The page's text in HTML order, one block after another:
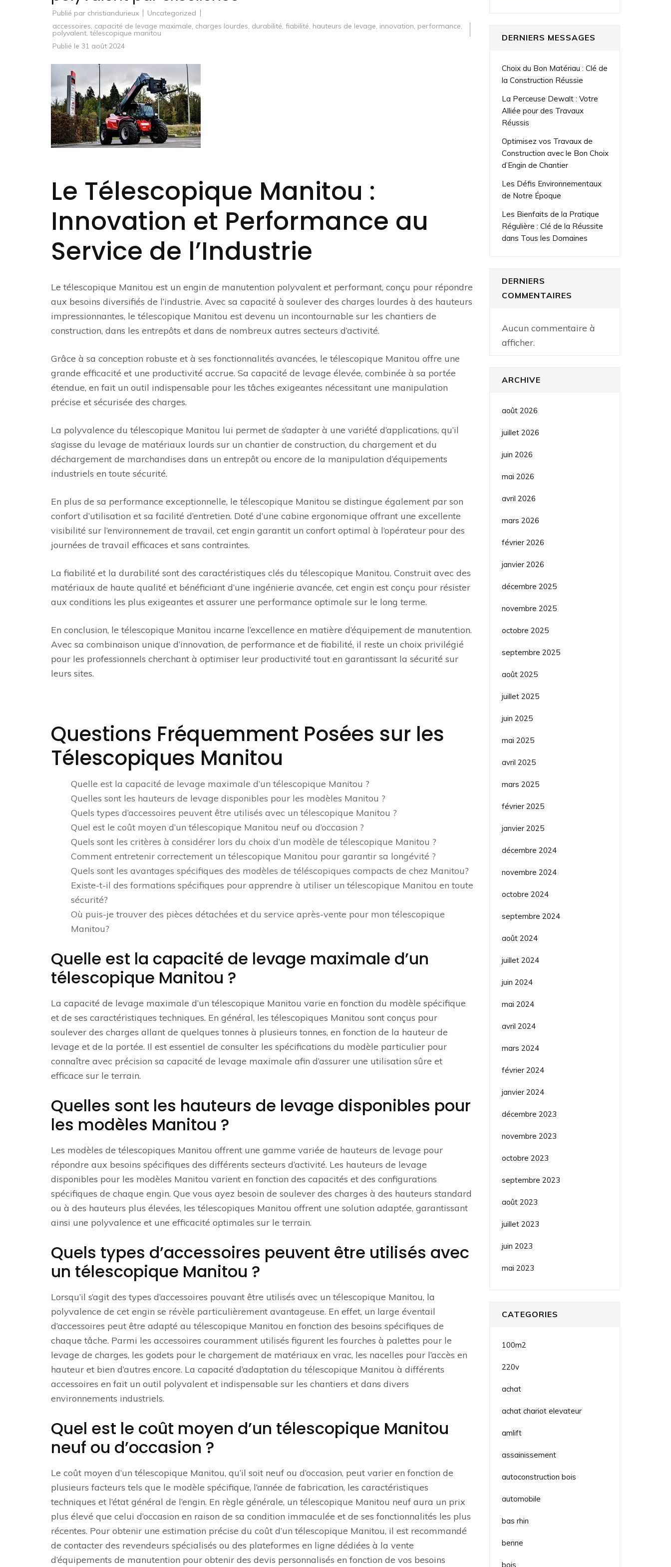
Publié par christiandurieux
Uncategorized
accessoires, capacité de levage maximale, charges lourdes, durabilité, fiabilité, hauteurs de levage, innovation, performance,
polyvalent, télescopique manitou
Publié le 31 août 2024
Le Télescopique Manitou :
Innovation et Performance au
Service de l’Industrie
Le télescopique Manitou est un engin de manutention polyvalent et performant, conçu pour répondre
aux besoins diversifiés de l’industrie. Avec sa capacité à soulever des charges lourdes à des hauteurs
impressionnantes, le télescopique Manitou est devenu un incontournable sur les chantiers de
construction, dans les entrepôts et dans de nombreux autres secteurs d’activité.
Grâce à sa conception robuste et à ses fonctionnalités avancées, le télescopique Manitou offre une
grande efficacité et une productivité accrue. Sa capacité de levage élevée, combinée à sa portée
étendue, en fait un outil indispensable pour les tâches exigeantes nécessitant une manipulation
précise et sécurisée des charges.
La polyvalence du télescopique Manitou lui permet de s’adapter à une variété d’applications, qu’il
s’agisse du levage de matériaux lourds sur un chantier de construction, du chargement et du
déchargement de marchandises dans un entrepôt ou encore de la manipulation d’équipements
industriels en toute sécurité.
En plus de sa performance exceptionnelle, le télescopique Manitou se distingue également par son
confort d’utilisation et sa facilité d’entretien. Doté d’une cabine ergonomique offrant une excellente
visibilité sur l’environnement de travail, cet engin garantit un confort optimal à l’opérateur pour des
journées de travail efficaces et sans contraintes.
La fiabilité et la durabilité sont des caractéristiques clés du télescopique Manitou. Construit avec des
matériaux de haute qualité et bénéficiant d’une ingénierie avancée, cet engin est conçu pour résister
aux conditions les plus exigeantes et assurer une performance optimale sur le long terme.
En conclusion, le télescopique Manitou incarne l’excellence en matière d’équipement de manutention.
Avec sa combinaison unique d’innovation, de performance et de fiabilité, il reste un choix privilégié
pour les professionnels cherchant à optimiser leur productivité tout en garantissant la sécurité sur
leurs sites.
Questions Fréquemment Posées sur les
Télescopiques Manitou
Quelle est la capacité de levage maximale d’un télescopique Manitou ?
Quelles sont les hauteurs de levage disponibles pour les modèles Manitou ?
Quels types d’accessoires peuvent être utilisés avec un télescopique Manitou ?
Quel est le coût moyen d’un télescopique Manitou neuf ou d’occasion ?
Quels sont les critères à considérer lors du choix d’un modèle de télescopique Manitou ?
Comment entretenir correctement un télescopique Manitou pour garantir sa longévité ?
Quels sont les avantages spécifiques des modèles de téléscopiques compacts de chez Manitou?
Existe-t-il des formations spécifiques pour apprendre à utiliser un télescopique Manitou en toute
sécurité?
Où puis-je trouver des pièces détachées et du service après-vente pour mon télescopique
Manitou?
Quelle est la capacité de levage maximale d’un
télescopique Manitou ?
La capacité de levage maximale d’un télescopique Manitou varie en fonction du modèle spécifique
et de ses caractéristiques techniques. En général, les télescopiques Manitou sont conçus pour
soulever des charges allant de quelques tonnes à plusieurs tonnes, en fonction de la hauteur de
levage et de la portée. Il est essentiel de consulter les spécifications du modèle particulier pour
connaître avec précision sa capacité de levage maximale afin d’assurer une utilisation sûre et
efficace sur le terrain.
Quelles sont les hauteurs de levage disponibles pour
les modèles Manitou ?
Les modèles de télescopiques Manitou offrent une gamme variée de hauteurs de levage pour
répondre aux besoins spécifiques des différents secteurs d’activité. Les hauteurs de levage
disponibles pour les modèles Manitou varient en fonction des capacités et des configurations
spécifiques de chaque engin. Que vous ayez besoin de soulever des charges à des hauteurs standard
ou à des hauteurs plus élevées, les télescopiques Manitou offrent une solution adaptée, garantissant
ainsi une polyvalence et une efficacité optimales sur le terrain.
Quels types d’accessoires peuvent être utilisés avec
un télescopique Manitou ?
Lorsqu’il s’agit des types d’accessoires pouvant être utilisés avec un télescopique Manitou, la
polyvalence de cet engin se révèle particulièrement avantageuse. En effet, un large éventail
d’accessoires peut être adapté au télescopique Manitou en fonction des besoins spécifiques de
chaque tâche. Parmi les accessoires couramment utilisés figurent les fourches à palettes pour le
levage de charges, les godets pour le chargement de matériaux en vrac, les nacelles pour l’accès en
hauteur et bien d’autres encore. La capacité d’adaptation du télescopique Manitou à différents
accessoires en fait un outil polyvalent et indispensable sur les chantiers et dans divers
environnements industriels.
Quel est le coût moyen d’un télescopique Manitou
neuf ou d’occasion ?
Le coût moyen d’un télescopique Manitou, qu’il soit neuf ou d’occasion, peut varier en fonction de
plusieurs facteurs tels que le modèle spécifique, l’année de fabrication, les caractéristiques
techniques et l’état général de l’engin. En règle générale, un télescopique Manitou neuf aura un prix
plus élevé que celui d’occasion en raison de sa condition immaculée et de ses fonctionnalités les plus
récentes. Pour obtenir une estimation précise du coût d’un télescopique Manitou, il est recommandé
de contacter des revendeurs spécialisés ou des plateformes en ligne dédiées à la vente
d’équipements de manutention pour obtenir des devis personnalisés en fonction de vos besoins
DERNIERS MESSAGES
Choix du Bon Matériau : Clé de
la Construction Réussie
La Perceuse Dewalt : Votre
Alliée pour des Travaux
Réussis
Optimisez vos Travaux de
Construction avec le Bon Choix
d’Engin de Chantier
Les Défis Environnementaux
de Notre Époque
Les Bienfaits de la Pratique
Régulière : Clé de la Réussite
dans Tous les Domaines
DERNIERS
COMMENTAIRES
Aucun commentaire à
afficher.
ARCHIVE
août 2026
juillet 2026
juin 2026
mai 2026
avril 2026
mars 2026
février 2026
janvier 2026
décembre 2025
novembre 2025
octobre 2025
septembre 2025
août 2025
juillet 2025
juin 2025
mai 2025
avril 2025
mars 2025
février 2025
janvier 2025
décembre 2024
novembre 2024
octobre 2024
septembre 2024
août 2024
juillet 2024
juin 2024
mai 2024
avril 2024
mars 2024
février 2024
janvier 2024
décembre 2023
novembre 2023
octobre 2023
septembre 2023
août 2023
juillet 2023
juin 2023
mai 2023
CATEGORIES
100m2
220v
achat
achat chariot elevateur
amlift
assainissement
autoconstruction bois
automobile
bas rhin
benne
bois